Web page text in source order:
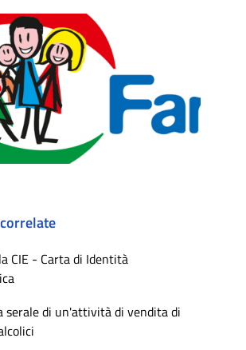
CIE - Carta di Identità
serale di un'attività di vendita di